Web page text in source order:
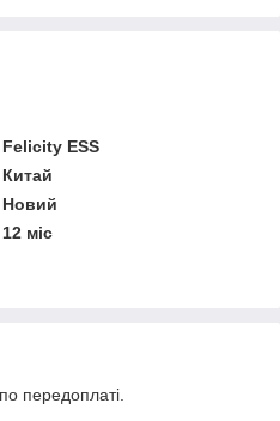
Felicity ESS
Китай
Новий
12 міс
передоплаті.